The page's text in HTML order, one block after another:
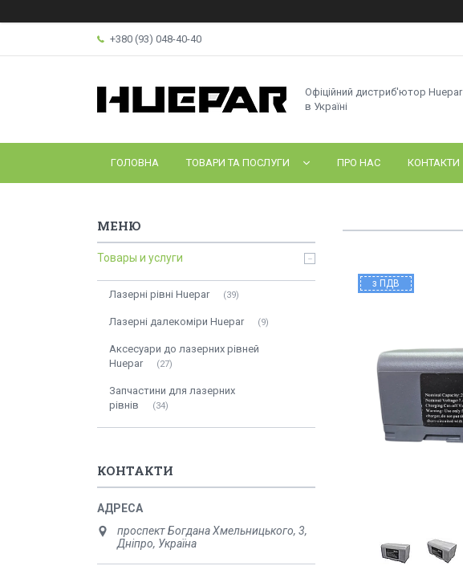
+380 (93) 048-40-40
Офіційний дистриб'ютор Huepar
в Україні
ГОЛОВНА ТОВАРИ ТА ПОСЛУГИ ПРО НАС КОНТАКТИ
з ПДВ
Товары и услуги
Лазерні рівні Huepar 39
Лазерні далекоміри Huepar 9
Аксесуари до лазерних рівней
Huepar
27
Запчастини для лазерних
рівнів
34
КОНТАКТИ
проспект Богдана Хмельницького, 3,
Дніпро, Україна